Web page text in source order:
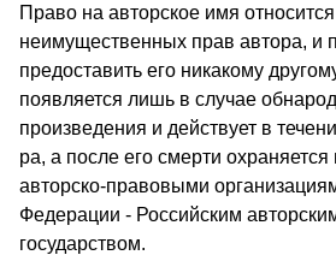
Право на авторское имя
неимуще­ственных прав автора, и
предоставить его никакому
появляется лишь в случае
произведения и действует в
ра, а после его смерти
авторско-правовыми
Федерации - Россий­ским
государством.